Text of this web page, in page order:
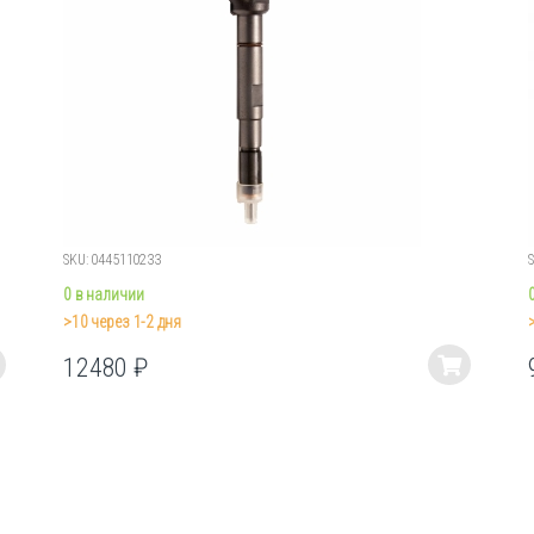
SKU: 0445110233
0 в наличии
>10 через 1-2 дня
12480₽
Этот